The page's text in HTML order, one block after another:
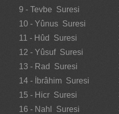
9 - Tevbe Suresi
10 - Yûnus Suresi
11 - Hûd Suresi
12 - Yûsuf Suresi
13 - Rad Suresi
14 - İbrâhim Suresi
15 - Hicr Suresi
16 - Nahl Suresi